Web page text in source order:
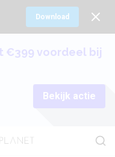
Download
€399 voordeel bij
Bekijk actie